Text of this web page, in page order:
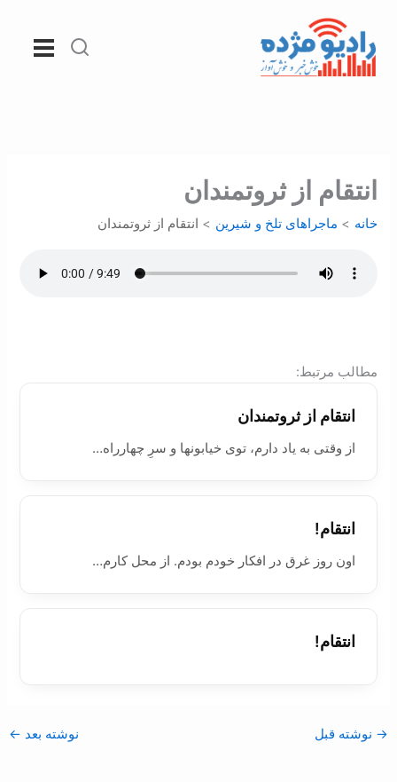
محتوا
انتقام از ثروتمندان
خانه ماجراهای تلخ و شیرین انتقام از ثروتمندان
:مطالب مرتبط
انتقام از ثروتمندان
از وقتی به یاد دارم، توی خیابونها و سرِ چهارراه­…
انتقام!
اون روز غرق در افکار خودم بودم. از محل کارم…
انتقام!
→ نوشته قبل نوشته بعد ←